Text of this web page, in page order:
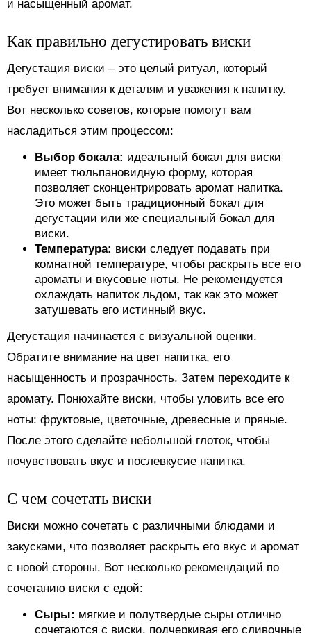
и насыщенный аромат.
Как правильно дегустировать виски
Дегустация виски – это целый ритуал, который
требует внимания к деталям и уважения к напитку.
Вот несколько советов, которые помогут вам
насладиться этим процессом:
Выбор бокала: идеальный бокал для виски
имеет тюльпановидную форму, которая
позволяет сконцентрировать аромат напитка.
Это может быть традиционный бокал для
дегустации или же специальный бокал для
виски.
Температура: виски следует подавать при
комнатной температуре, чтобы раскрыть все его
ароматы и вкусовые ноты. Не рекомендуется
охлаждать напиток льдом, так как это может
затушевать его истинный вкус.
Дегустация начинается с визуальной оценки.
Обратите внимание на цвет напитка, его
насыщенность и прозрачность. Затем переходите к
аромату. Понюхайте виски, чтобы уловить все его
ноты: фруктовые, цветочные, древесные и пряные.
После этого сделайте небольшой глоток, чтобы
почувствовать вкус и послевкусие напитка.
С чем сочетать виски
Виски можно сочетать с различными блюдами и
закусками, что позволяет раскрыть его вкус и аромат
с новой стороны. Вот несколько рекомендаций по
сочетанию виски с едой:
Сыры: мягкие и полутвердые сыры отлично
сочетаются с виски, подчеркивая его сливочные